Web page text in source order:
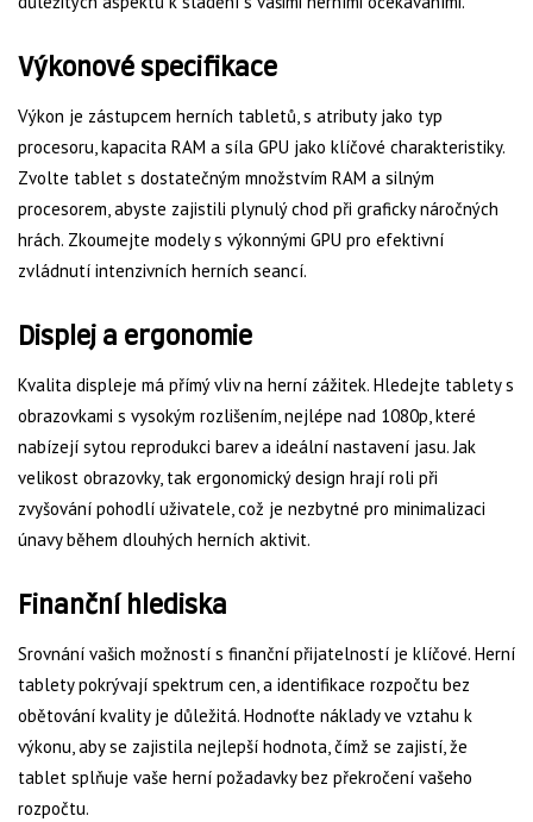
Výkonové specifikace
Výkon je zástupcem herních tabletů, s atributy jako typ
procesoru, kapacita RAM a síla GPU jako klíčové charakteristiky.
Zvolte tablet s dostatečným množstvím RAM a silným
procesorem, abyste zajistili plynulý chod při graficky náročných
hrách. Zkoumejte modely s výkonnými GPU pro efektivní
zvládnutí intenzivních herních seancí.
Displej a ergonomie
Kvalita displeje má přímý vliv na herní zážitek. Hledejte tablety s
obrazovkami s vysokým rozlišením, nejlépe nad 1080p, které
nabízejí sytou reprodukci barev a ideální nastavení jasu. Jak
velikost obrazovky, tak ergonomický design hrají roli při
zvyšování pohodlí uživatele, což je nezbytné pro minimalizaci
únavy během dlouhých herních aktivit.
Finanční hlediska
Srovnání vašich možností s finanční přijatelností je klíčové. Herní
tablety pokrývají spektrum cen, a identifikace rozpočtu bez
obětování kvality je důležitá. Hodnoťte náklady ve vztahu k
výkonu, aby se zajistila nejlepší hodnota, čímž se zajistí, že
tablet splňuje vaše herní požadavky bez překročení vašeho
rozpočtu.